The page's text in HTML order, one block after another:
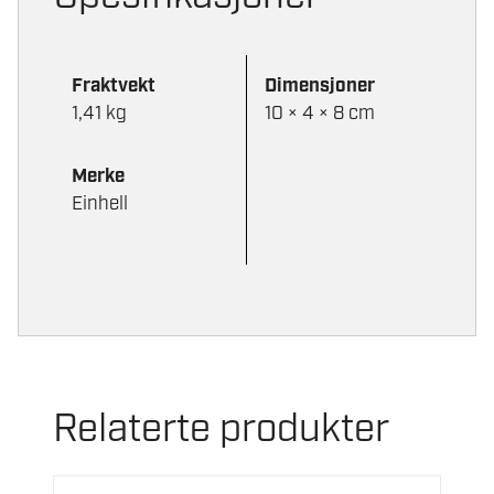
Fraktvekt
1,41 kg
Dimensjoner
10 × 4 × 8 cm
Merke
Einhell
Relaterte produkter